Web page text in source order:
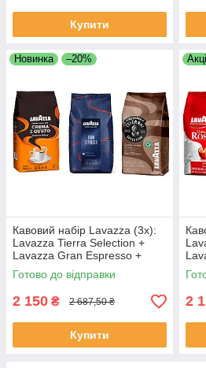
Купити
Новинка –20%
Кавовий набір Lavazza (3х):
Lavazza Tierra Selection +
Lavazza Gran Espresso +
Lavazza Crema e Gusto
Готово до відправки
2 150 ₴ 2 687,50 ₴
Купити
2